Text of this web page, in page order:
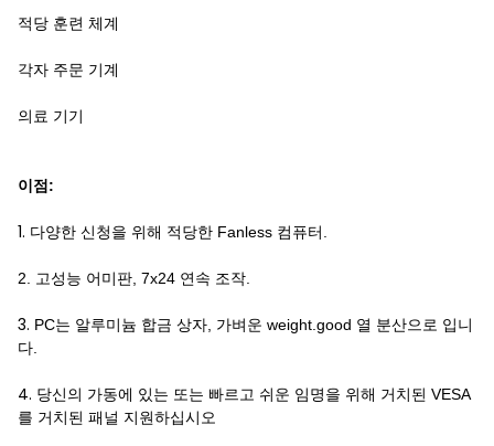
적당 훈련 체계
각자 주문 기계
의료 기기
이점:
1. 다양한 신청을 위해 적당한 Fanless 컴퓨터.
2. 고성능 어미판, 7x24 연속 조작.
3. PC는 알루미늄 합금 상자, 가벼운 weight.good 열 분산으로 입니
다.
4. 당신의 가동에 있는 또는 빠르고 쉬운 임명을 위해 거치된 VESA
를 거치된 패널 지원하십시오